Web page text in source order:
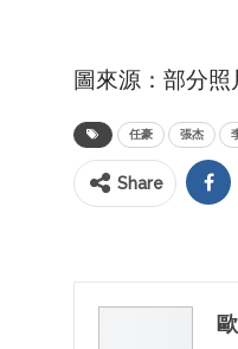
圖來源：部分
任豪 張杰
Share